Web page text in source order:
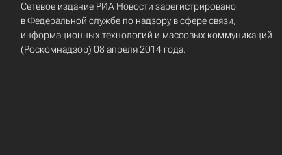
Сетевое издание РИА Новости зарегистрировано
в Федеральной службе по надзору в сфере связи,
информационных технологий и массовых коммуникаций
(Роскомнадзор) 08 апреля 2014 года.